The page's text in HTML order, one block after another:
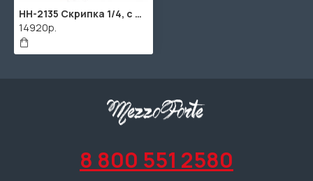
HH-2135 Скрипка 1/4, с футляром и аксессуарами, Cascha
14920р.
8 800 551 2580